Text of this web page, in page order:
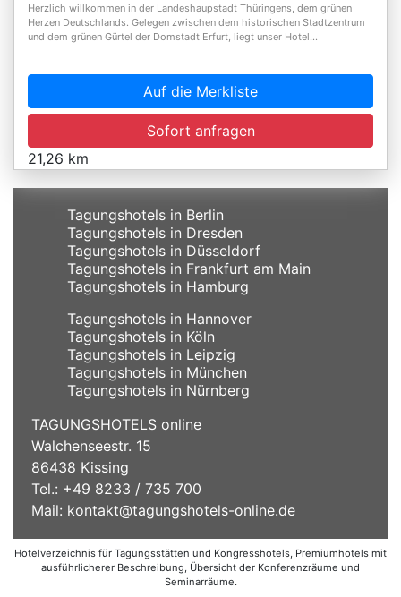
Herzlich willkommen in der Landeshaupstadt Thüringens, dem grünen
Herzen Deutschlands. Gelegen zwischen dem historischen Stadtzentrum
und dem grünen Gürtel der Domstadt Erfurt, liegt unser Hotel...
Auf die Merkliste
Sofort anfragen
21,26 km
Tagungshotels in Berlin
Tagungshotels in Dresden
Tagungshotels in Düsseldorf
Tagungshotels in Frankfurt am Main
Tagungshotels in Hamburg
Tagungshotels in Hannover
Tagungshotels in Köln
Tagungshotels in Leipzig
Tagungshotels in München
Tagungshotels in Nürnberg
TAGUNGSHOTELS online
Walchenseestr. 15
86438 Kissing
Tel.: +49 8233 / 735 700
Mail: kontakt@tagungshotels-online.de
Hotelverzeichnis für Tagungsstätten und Kongresshotels, Premiumhotels mit
ausführlicherer Beschreibung, Übersicht der Konferenzräume und
Seminarräume.